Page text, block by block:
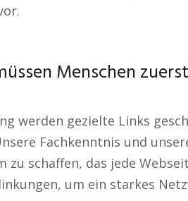
Menschen
werden gezielte Links
Fachkenntnis und
zu schaffen, das jede
um ein starkes